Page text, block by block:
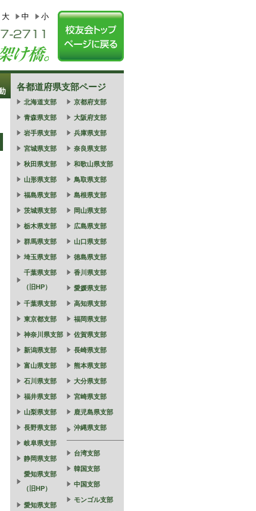
大 中 小
各都道府県支部ページ
北海道支部
青森県支部
岩手県支部
宮城県支部
秋田県支部
山形県支部
福島県支部
茨城県支部
栃木県支部
群馬県支部
埼玉県支部
千葉県支部
（旧HP）
千葉県支部
東京都支部
神奈川県支部
新潟県支部
富山県支部
石川県支部
福井県支部
山梨県支部
長野県支部
岐阜県支部
静岡県支部
愛知県支部
（旧HP）
愛知県支部
京都府支部
大阪府支部
兵庫県支部
奈良県支部
和歌山県支部
鳥取県支部
島根県支部
岡山県支部
広島県支部
山口県支部
徳島県支部
香川県支部
愛媛県支部
高知県支部
福岡県支部
佐賀県支部
長崎県支部
熊本県支部
大分県支部
宮崎県支部
鹿児島県支部
沖縄県支部
台湾支部
韓国支部
中国支部
モンゴル支部